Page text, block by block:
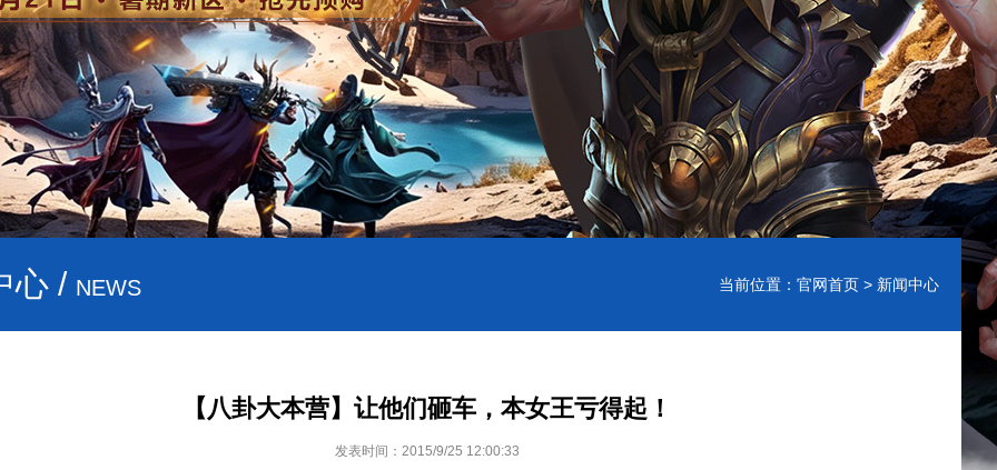
心 / NEWS 当前位置： 官网首页 > 新闻中心
【八卦大本营】让他们砸车，本女王亏得起！
发表时间：2015/9/25 12:00:33